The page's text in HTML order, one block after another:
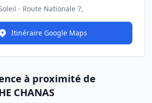
- Route Nationale 7,
Itinéraire Google Maps
à proximité de
CHANAS